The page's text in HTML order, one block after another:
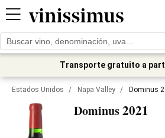
Transporte gratuito a
Estados Unidos / Napa Valley / Dominus
Dominus2021